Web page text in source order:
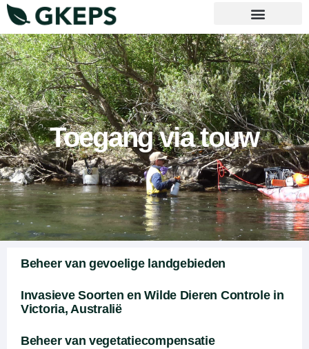
Toegang via touw
Beheer van gevoelige landgebieden
Invasieve Soorten en Wilde Dieren Controle in
Victoria, Australië
Beheer van vegetatiecompensatie